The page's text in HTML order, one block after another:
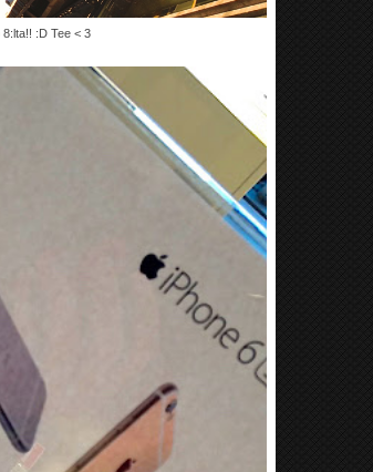
:D Tee < 3